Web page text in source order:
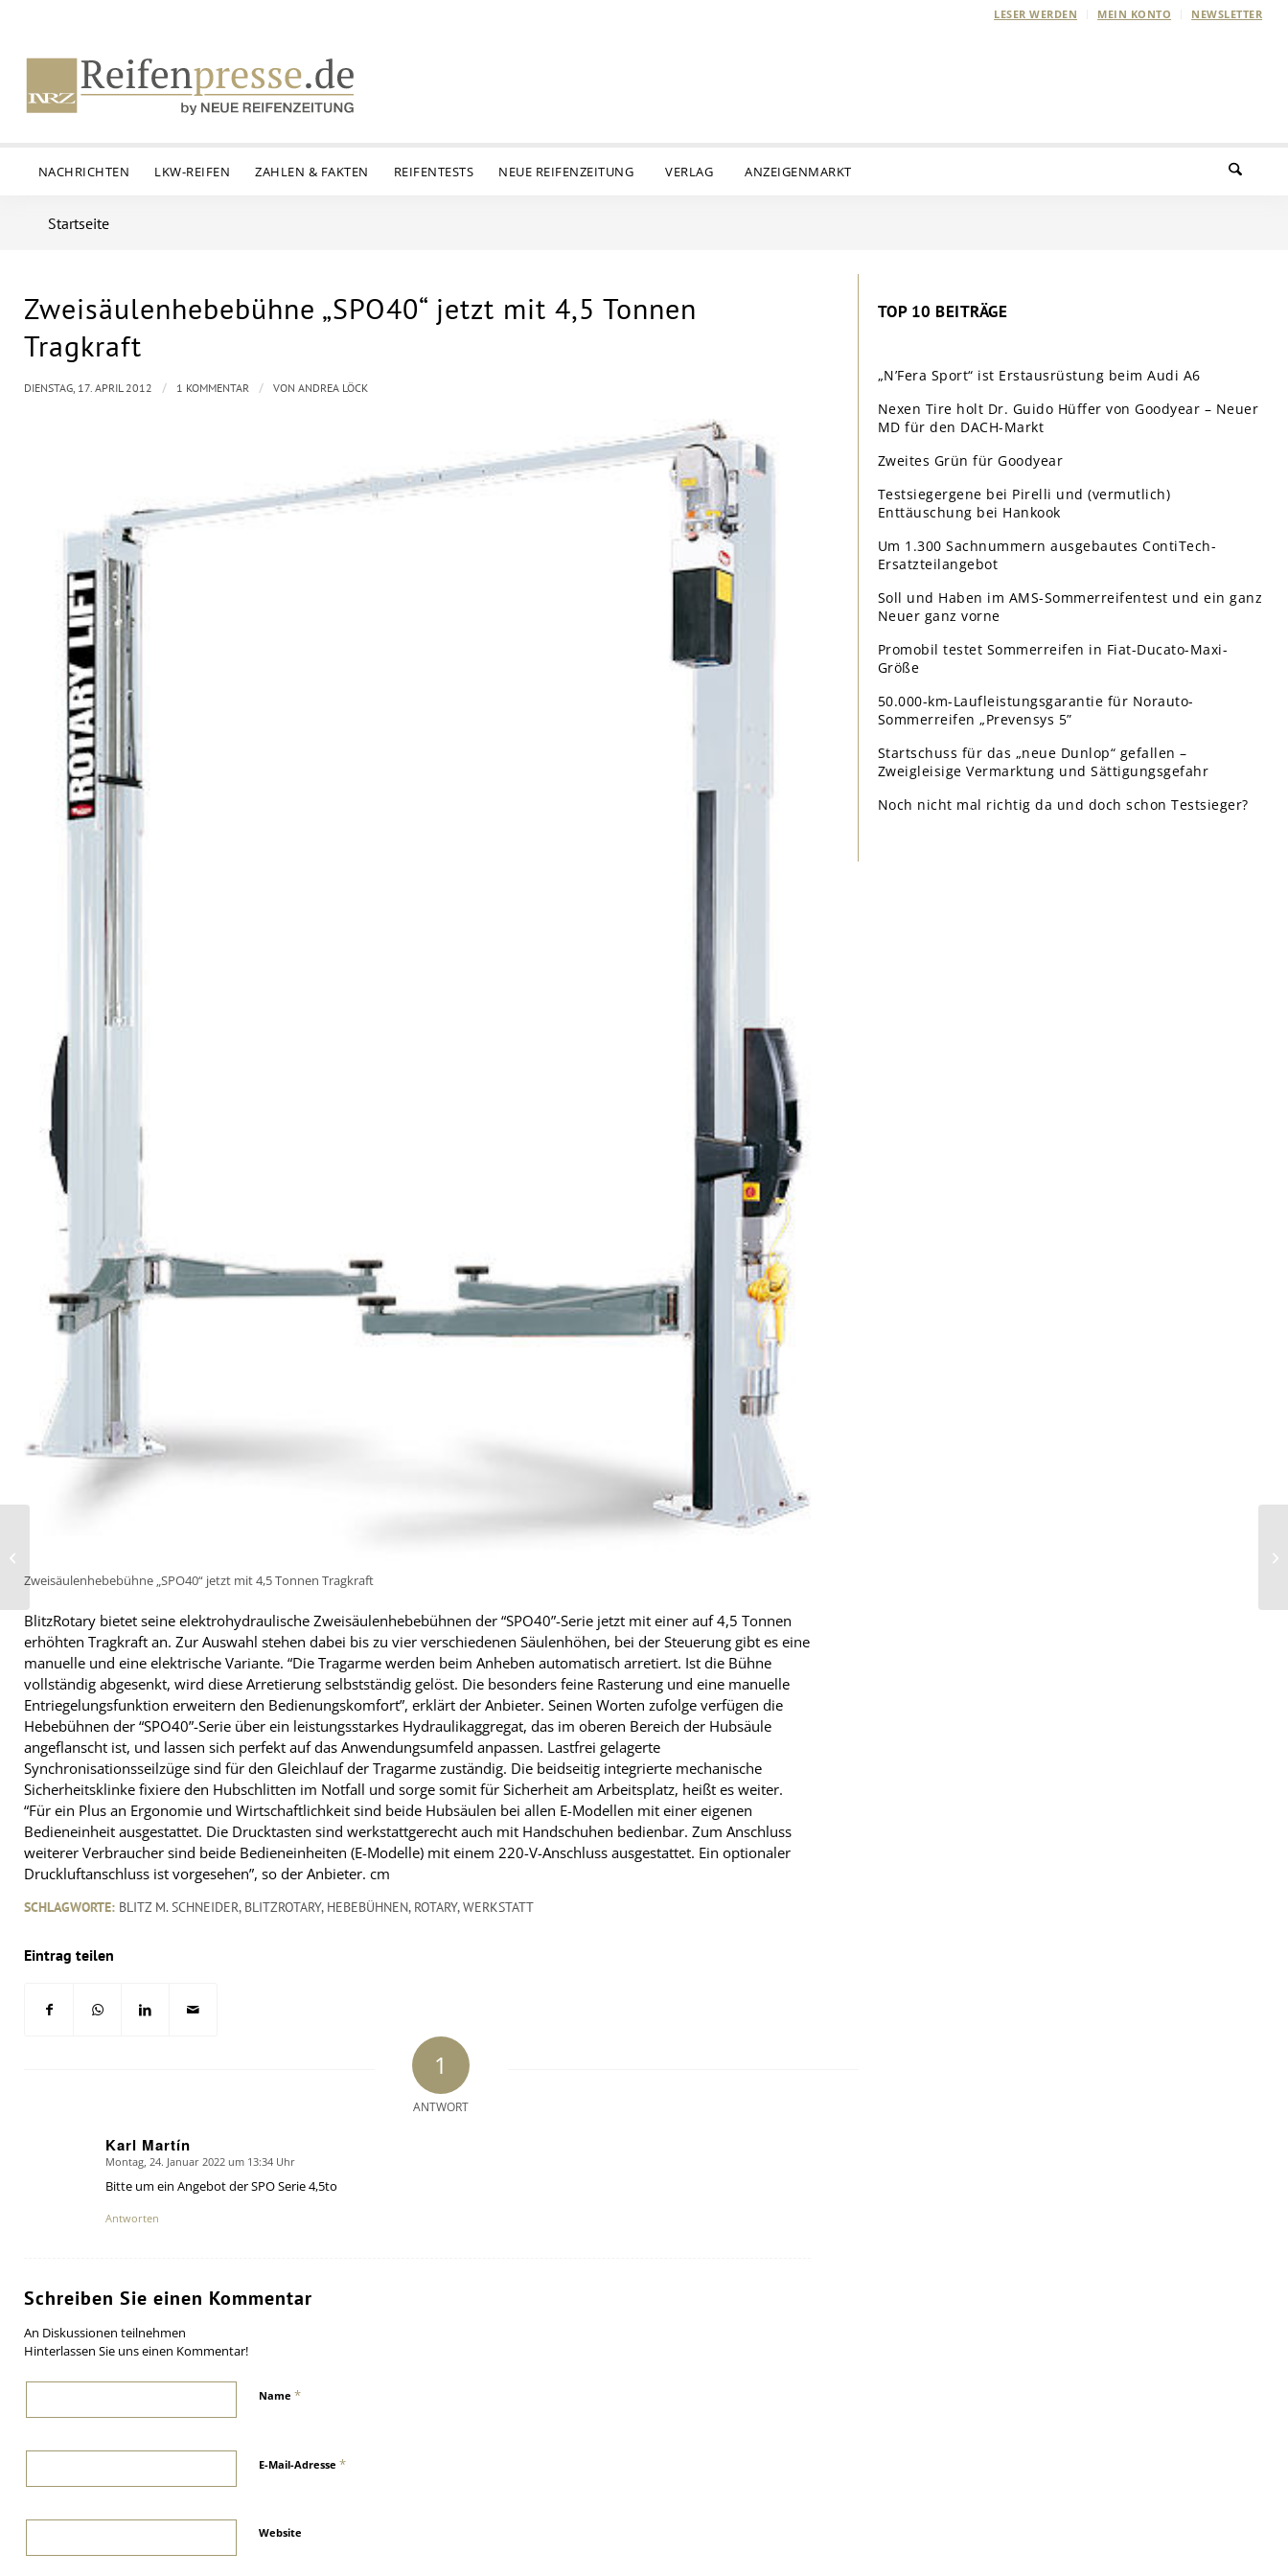
LESER WERDEN MEIN KONTO NEWSLETTER
NACHRICHTEN LKW-REIFEN ZAHLEN & FAKTEN REIFENTESTS NEUE REIFENZEITUNG VERLAG ANZEIGENMARKT
Startseite
Zweisäulenhebebühne „SPO40“ jetzt mit 4,5 Tonnen
Tragkraft
Zweisäulenhebebühne „SPO40“ jetzt mit 4,5 Tonnen Tragkraft
BlitzRotary bietet seine elektrohydraulische Zweisäulenhebebühnen der “SPO40”-Serie jetzt mit einer auf 4,5 Tonnen
erhöhten Tragkraft an. Zur Auswahl stehen dabei bis zu vier verschiedenen Säulenhöhen, bei der Steuerung gibt es eine
manuelle und eine elektrische Variante. “Die Tragarme werden beim Anheben automatisch arretiert. Ist die Bühne
vollständig abgesenkt, wird diese Arretierung selbstständig gelöst. Die besonders feine Rasterung und eine manuelle
Entriegelungsfunktion erweitern den Bedienungskomfort”, erklärt der Anbieter. Seinen Worten zufolge verfügen die
Hebebühnen der “SPO40”-Serie über ein leistungsstarkes Hydraulikaggregat, das im oberen Bereich der Hubsäule
angeflanscht ist, und lassen sich perfekt auf das Anwendungsumfeld anpassen. Lastfrei gelagerte
Synchronisationsseilzüge sind für den Gleichlauf der Tragarme zuständig. Die beidseitig integrierte mechanische
Sicherheitsklinke fixiere den Hubschlitten im Notfall und sorge somit für Sicherheit am Arbeitsplatz, heißt es weiter.
“Für ein Plus an Ergonomie und Wirtschaftlichkeit sind beide Hubsäulen bei allen E-Modellen mit einer eigenen
Bedieneinheit ausgestattet. Die Drucktasten sind werkstattgerecht auch mit Handschuhen bedienbar. Zum Anschluss
weiterer Verbraucher sind beide Bedieneinheiten (E-Modelle) mit einem 220-V-Anschluss ausgestattet. Ein optionaler
Druckluftanschluss ist vorgesehen”, so der Anbieter. cm
DIENSTAG, 17. APRIL 2012 / 1 KOMMENTAR / VON ANDREA LÖCK
SCHLAGWORTE: BLITZ M. SCHNEIDER, BLITZROTARY, HEBEBÜHNEN, ROTARY,WERKSTATT
Eintrag teilen
1
ANTWORT
Karl Martín
says:
Montag, 24. Januar 2022 um 13:34 Uhr
Bitte um ein Angebot der SPO Serie 4,5to
Antworten
Schreiben Sie einen Kommentar
An Diskussionen teilnehmen
Hinterlassen Sie uns einen Kommentar!
Name *
E-Mail-Adresse *
Website
TOP 10 BEITRÄGE
„N’Fera Sport“ ist Erstausrüstung beim Audi A6
Nexen Tire holt Dr. Guido Hüffer von Goodyear – Neuer
MD für den DACH-Markt
Zweites Grün für Goodyear
Testsiegergene bei Pirelli und (vermutlich)
Enttäuschung bei Hankook
Um 1.300 Sachnummern ausgebautes ContiTech-
Ersatzteilangebot
Soll und Haben im AMS-Sommerreifentest und ein ganz
Neuer ganz vorne
Promobil testet Sommerreifen in Fiat-Ducato-Maxi-
Größe
50.000-km-Laufleistungsgarantie für Norauto-
Sommerreifen „Prevensys 5”
Startschuss für das „neue Dunlop“ gefallen –
Zweigleisige Vermarktung und Sättigungsgefahr
Noch nicht mal richtig da und doch schon Testsieger?